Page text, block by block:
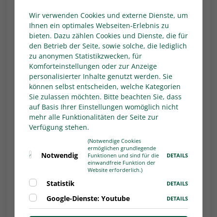
Hinrunde war den Düsseldorfern im Heimspiel
gegen Oberhausen (1:0) einer von bisher fünf
Siegen in der laufenden Spielzeit gelungen. Im
erneuten Aufeinandertreffen fehlen die drei
gelbgesperrten Deniz Bindemann, Mechak
Quiala Tito und Simon Nhu Thong Vu.
1. FC Bocholt - FC Gütersloh
Bei René Lewejohann, seit Anfang Januar neuer
Cheftrainer des 1. FC Bocholt, ist die Vorfreude
auf sein erstes Ligaspiel am Samstag ab 14 Uhr
gegen den FC Gütersloh groß. Lewejohann war
vom Westfalen-Oberligisten Rot Weiss Ahlen
zum Tabellenzehnten aus Bocholt gewechselt.
In erster Linie geht es darum, die Defensive zu
stabilisieren", verweist der neue Trainer auf die
33 Gegentore, die das Team in 18 Spielen
Wir verwenden Cookies und externe Dienste, um
Ihnen ein optimales Webseiten-Erlebnis zu
bieten. Dazu zählen Cookies und Dienste, die für
den Betrieb der Seite, sowie solche, die lediglich
zu anonymen Statistikzwecken, für
Komforteinstellungen oder zur Anzeige
personalisierter Inhalte genutzt werden. Sie
können selbst entscheiden, welche Kategorien
Sie zulassen möchten. Bitte beachten Sie, dass
auf Basis Ihrer Einstellungen womöglich nicht
mehr alle Funktionalitäten der Seite zur
Verfügung stehen.
Notwendig
(Notwendige Cookies
ermöglichen grundlegende
Funktionen und sind für die
einwandfreie Funktion der
Website erforderlich.)
DETAILS
Statistik DETAILS
Google-Dienste: Youtube DETAILS